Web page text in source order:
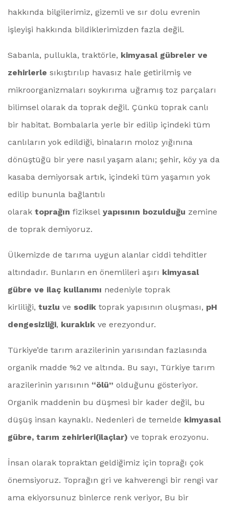
hakkında bilgilerimiz, gizemli ve sır dolu evrenin
işleyişi hakkında bildiklerimizden fazla değil.
Sabanla, pullukla, traktörle, kimyasal gübreler ve
zehirlerle sıkıştırılıp havasız hale getirilmiş ve
mikroorganizmaları soykırıma uğramış toz parçaları
bilimsel olarak da toprak değil. Çünkü toprak canlı
bir habitat. Bombalarla yerle bir edilip içindeki tüm
canlıların yok edildiği, binaların moloz yığınına
dönüştüğü bir yere nasıl yaşam alanı; şehir, köy ya da
kasaba demiyorsak artık, içindeki tüm yaşamın yok
edilip bununla bağlantılı
olarak toprağın fiziksel yapısının bozulduğu zemine
de toprak demiyoruz.
Ülkemizde de tarıma uygun alanlar ciddi tehditler
altındadır. Bunların en önemlileri aşırı kimyasal
gübre ve ilaç kullanımı nedeniyle toprak
kirliliği, tuzlu ve sodik toprak yapısının oluşması, pH
dengesizliği, kuraklık ve erezyondur.
Türkiye’de tarım arazilerinin yarısından fazlasında
organik madde %2 ve altında. Bu sayı, Türkiye tarım
arazilerinin yarısının “ölü” olduğunu gösteriyor.
Organik maddenin bu düşmesi bir kader değil, bu
düşüş insan kaynaklı. Nedenleri de temelde kimyasal
gübre, tarım zehirleri(ilaçlar) ve toprak erozyonu.
İnsan olarak topraktan geldiğimiz için toprağı çok
önemsiyoruz. Toprağın gri ve kahverengi bir rengi var
ama ekiyorsunuz binlerce renk veriyor, Bu bir